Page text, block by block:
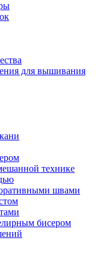
для вышивания
технике
швами
бисером